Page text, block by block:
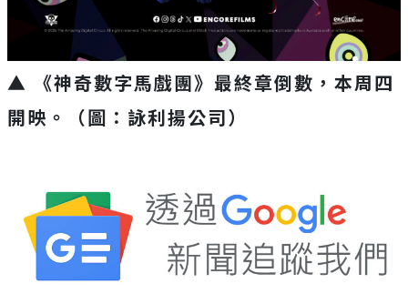
▲ 《神奇數字馬戲團》最終章倒數，本周四
開映。（圖：詠利揚公司）